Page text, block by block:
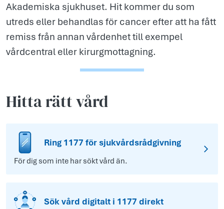
Akademiska sjukhuset. Hit kommer du som
utreds eller behandlas för cancer efter att ha fått
remiss från annan vårdenhet till exempel
vårdcentral eller kirurgmottagning.
Hitta rätt vård
Ring 1177 för sjukvårdsrådgivning
För dig som inte har sökt vård än.
Sök vård digitalt i 1177 direkt